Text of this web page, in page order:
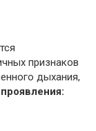
признаков
дыхания,